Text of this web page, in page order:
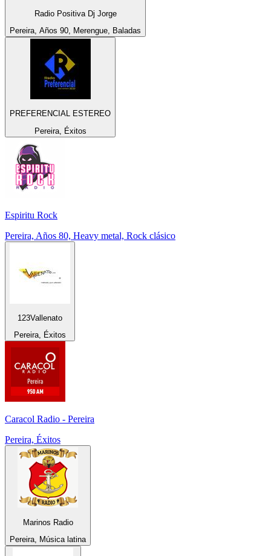
Radio Positiva Dj Jorge
Pereira, Años 90, Merengue, Baladas
PREFERENCIAL ESTEREO
Pereira, Éxitos
Espiritu Rock
Pereira, Años 80, Heavy metal, Rock clásico
123Vallenato
Pereira, Éxitos
Caracol Radio - Pereira
Pereira, Éxitos
Marinos Radio
Pereira, Música latina